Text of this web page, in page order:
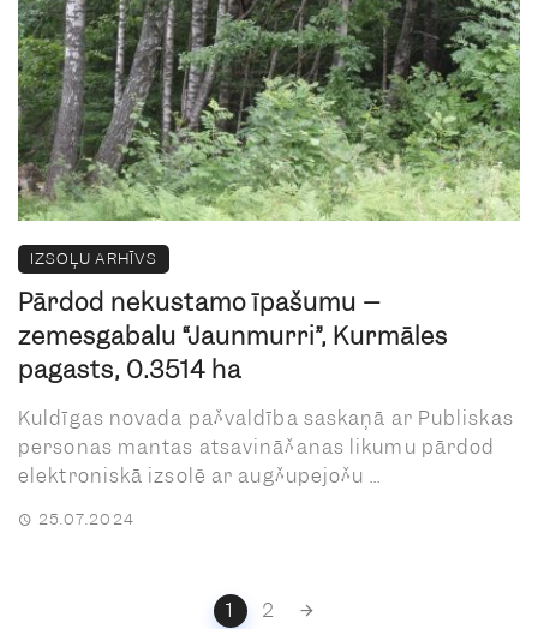
IZSOĻU ARHĪVS
Pārdod nekustamo īpašumu –
zemesgabalu “Jaunmurri”, Kurmāles
pagasts, 0.3514 ha
Kuldīgas novada pašvaldība saskaņā ar Publiskas
personas mantas atsavināšanas likumu pārdod
elektroniskā izsolē ar augšupejošu ...
25.07.2024
1 2